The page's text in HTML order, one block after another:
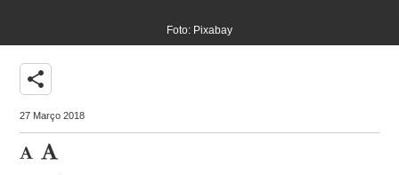
Foto: Pixabay
share
27 Março 2018